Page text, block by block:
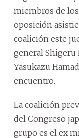
miembros de
oposición
coalición este
general Shigeru
Yasukazu
encuentro.
La coalición
del Congreso
grupo es el ex